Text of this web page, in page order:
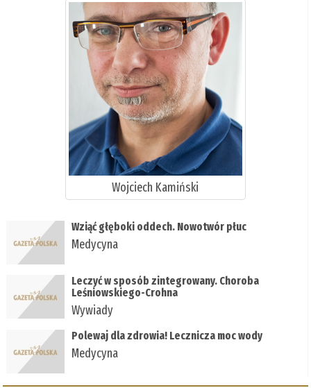
Wojciech Kamiński
Wziąć głęboki oddech. Nowotwór płuc
Medycyna
Leczyć w sposób zintegrowany. Choroba
Leśniowskiego-Crohna
Wywiady
Polewaj dla zdrowia! Lecznicza moc wody
Medycyna